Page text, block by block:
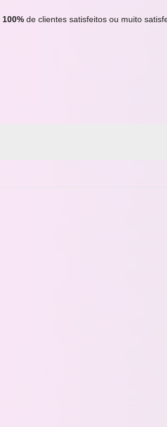
100%de clientes satisfeitos ou muito